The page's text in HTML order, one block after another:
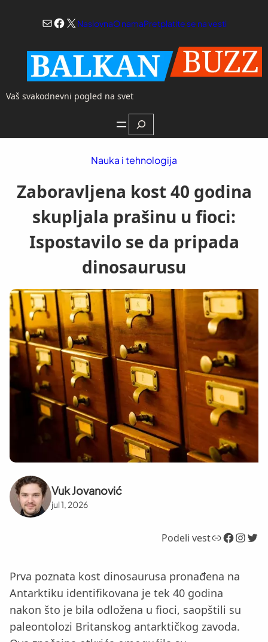
Mail
Facebook
X NaslovnaO namaPretplatite se na vesti
Vaš svakodnevni pogled na svet
Search
Nauka i tehnologija
Zaboravljena kost 40 godina
skupljala prašinu u fioci:
Ispostavilo se da pripada
dinosaurusu
Vuk Jovanović
jul 1, 2026
Podeli vestLink Facebook InstagramTwitter
Prva poznata kost dinosaurusa pronađena na
Antarktiku identifikovana je tek 40 godina
nakon što je bila odložena u fioci, saopštili su
paleontolozi Britanskog antarktičkog zavoda.